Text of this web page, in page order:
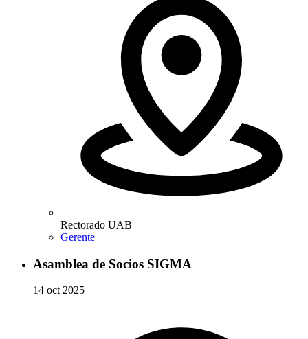
Rectorado UAB
Gerente
Asamblea de Socios SIGMA
14 oct 2025